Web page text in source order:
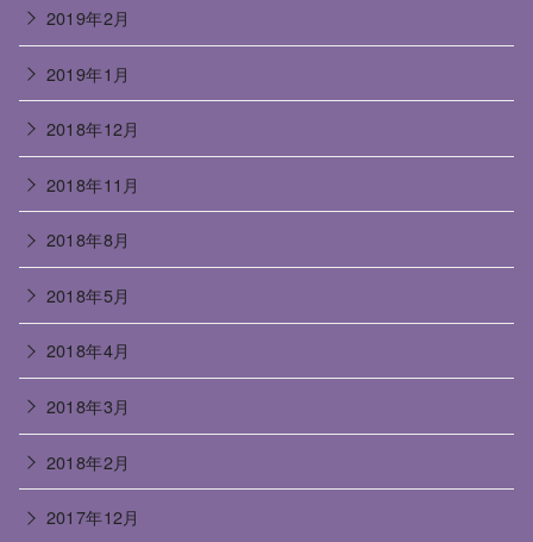
2019年2月
2019年1月
2018年12月
2018年11月
2018年8月
2018年5月
2018年4月
2018年3月
2018年2月
2017年12月